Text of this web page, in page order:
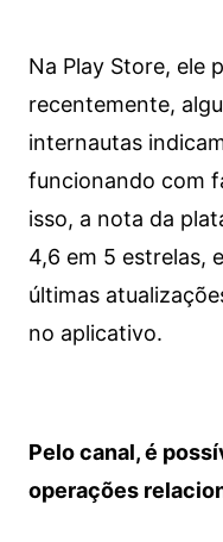
Na Play Store, ele
recentemente,
internautas
funcionando com
isso, a nota da
4,6 em 5 estrelas,
últimas
no aplicativo.
Pelo canal, é
operações